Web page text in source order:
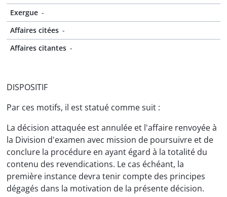
Exergue -
Affaires citées -
Affaires citantes -
DISPOSITIF
Par ces motifs, il est statué comme suit :
La décision attaquée est annulée et l'affaire renvoyée à
la Division d'examen avec mission de poursuivre et de
conclure la procédure en ayant égard à la totalité du
contenu des revendications. Le cas échéant, la
première instance devra tenir compte des principes
dégagés dans la motivation de la présente décision.